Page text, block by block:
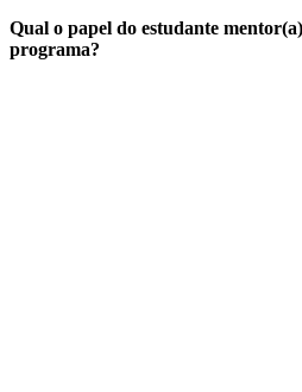
Qual o papel do estudante
programa?